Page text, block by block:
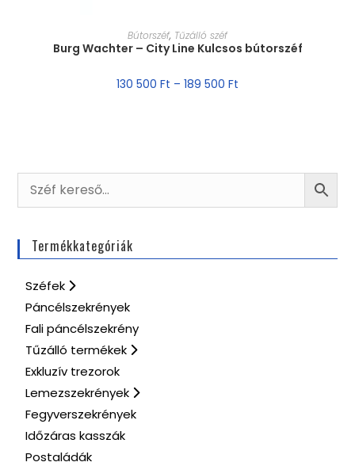
MÉRET VÁLASZTÁSA
Bútorszéf, Tűzálló széf
Burg Wachter – City Line Kulcsos bútorszéf
130 500 Ft – 189 500 Ft
Termékkategóriák
Széfek
Páncélszekrények
Fali páncélszekrény
Tűzálló termékek
Exkluzív trezorok
Lemezszekrények
Fegyverszekrények
Időzáras kasszák
Postaládák